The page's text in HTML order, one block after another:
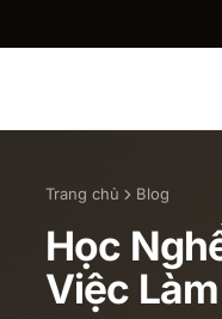
Trang chủ Blog
Học
Việc